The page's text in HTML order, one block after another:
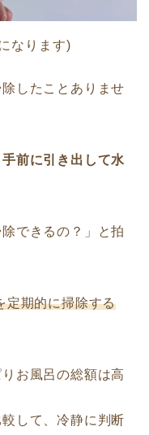
なります)
したことありませ
手前に引き出して水
できるの？」と拍
定期的に掃除する
お風呂の総額は高
して、冷静に判断